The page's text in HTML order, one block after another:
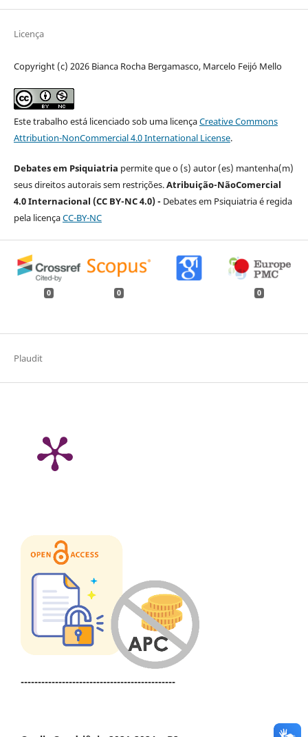
Licença
Copyright (c) 2026 Bianca Rocha Bergamasco, Marcelo Feijó Mello
Este trabalho está licenciado sob uma licençaCreative Commons
Attribution-NonCommercial 4.0 International License.
Debates em Psiquiatria permite que o (s) autor (es) mantenha(m)
seus direitos autorais sem restrições.Atribuição-NãoComercial
4.0 Internacional (CC BY-NC 4.0) - Debates em Psiquiatria é regida
pela licençaCC-BY-NC
0 0 0
Plaudit
---------------------------------------------